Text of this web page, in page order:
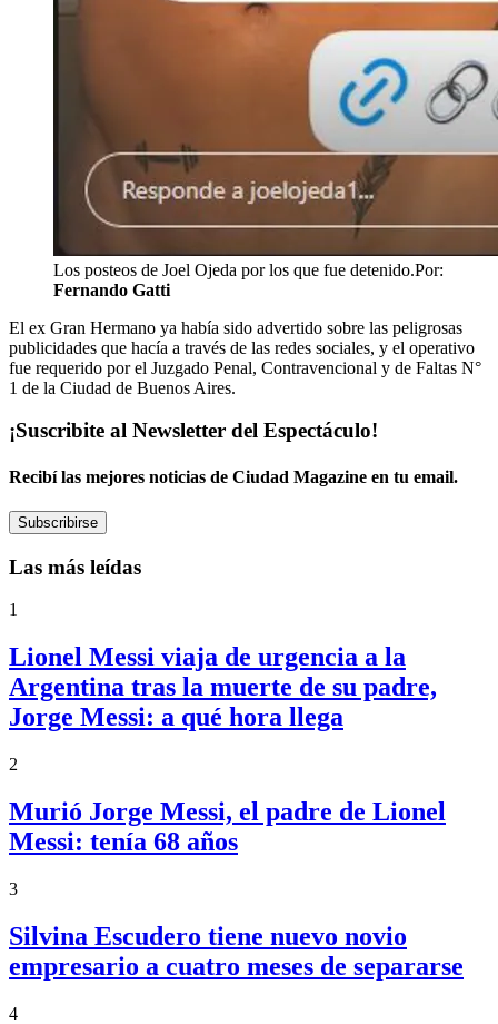
Los posteos de Joel Ojeda por los que fue detenido.Por:
Fernando Gatti
El ex Gran Hermano ya había sido advertido sobre las peligrosas
publicidades que hacía a través de las redes sociales, y el operativo
fue requerido por el Juzgado Penal, Contravencional y de Faltas N°
1 de la Ciudad de Buenos Aires.
¡Suscribite al Newsletter del Espectáculo!
Recibí las mejores noticias de Ciudad Magazine en tu email.
Subscribirse
Las más leídas
1
Lionel Messi viaja de urgencia a la
Argentina tras la muerte de su padre,
Jorge Messi: a qué hora llega
2
Murió Jorge Messi, el padre de Lionel
Messi: tenía 68 años
3
Silvina Escudero tiene nuevo novio
empresario a cuatro meses de separarse
4